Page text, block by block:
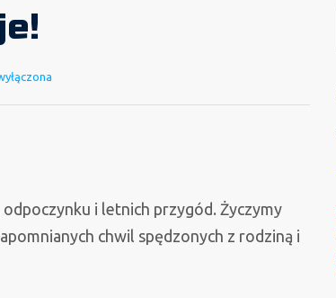
odpoczynku i letnich przygód. Życzymy
chwil spędzonych z rodziną i